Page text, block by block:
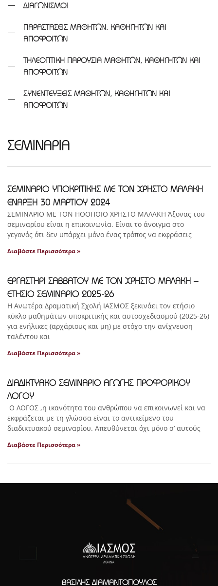
ΔΙΑΓΩΝΙΣΜΟΙ
ΠΑΡΑΣΤΑΣΕΙΣ ΜΑΘΗΤΩΝ, ΚΑΘΗΓΗΤΩΝ ΚΑΙ
ΑΠΟΦΟΙΤΩΝ
ΤΗΛΕΟΠΤΙΚΗ ΠΑΡΟΥΣΙΑ ΜΑΘΗΤΩΝ, ΚΑΘΗΓΗΤΩΝ ΚΑΙ
ΑΠΟΦΟΙΤΩΝ
ΣΥΝΕΝΤΕΥΞΕΙΣ ΜΑΘΗΤΩΝ, ΚΑΘΗΓΗΤΩΝ ΚΑΙ
ΑΠΟΦΟΙΤΩΝ
ΣΕΜΙΝΑΡΙΑ
ΣΕΜΙΝΑΡΙΟ ΥΠΟΚΡΙΤΙΚΗΣ ΜΕ ΤΟΝ ΧΡΗΣΤΟ ΜΑΛΑΚΗ
ΕΝΑΡΞΗ 30 ΜΑΡΤΙΟΥ 2024
ΣΕΜΙΝΑΡΙΟ ΜΕ ΤΟΝ ΗΘΟΠΟΙΟ ΧΡΗΣΤΟ ΜΑΛΑΚΗ Άξονας του
σεμιναρίου είναι η επικοινωνία. Είναι το άνοιγμα στο
γεγονός ότι δεν υπάρχει μόνο ένας τρόπος να εκφράσεις
Διαβάστε Περισσότερα »
ΕΡΓΑΣΤΗΡΙ ΣΑΒΒΑΤΟΥ ΜΕ ΤΟΝ ΧΡΗΣΤΟ ΜΑΛΑΚΗ –
ΕΤΗΣΙΟ ΣΕΜΙΝΑΡΙΟ 2025-26
Η Ανωτέρα Δραματική Σχολή ΙΑΣΜΟΣ ξεκινάει τον ετήσιο
κύκλο μαθημάτων υποκριτικής και αυτοσχεδιασμού (2025-26)
για ενήλικες (αρχάριους και μη) με στόχο την ανίχνευση
ταλέντου και
Διαβάστε Περισσότερα »
ΔΙΑΔΙΚΤΥΑΚΟ ΣΕΜΙΝΑΡΙΟ ΑΓΩΓΗΣ ΠΡΟΦΟΡΙΚΟΥ
ΛΟΓΟΥ
Ο ΛΟΓΟΣ ,η ικανότητα του ανθρώπου να επικοινωνεί και να
εκφράζεται με τη γλώσσα είναι το αντικείμενο του
διαδικτυακού σεμιναρίου. Απευθύνεται όχι μόνο σ’ αυτούς
Διαβάστε Περισσότερα »
ΒΑΣΊΛΗΣ ΔΙΑΜΑΝΤΌΠΟΥΛΟΣ